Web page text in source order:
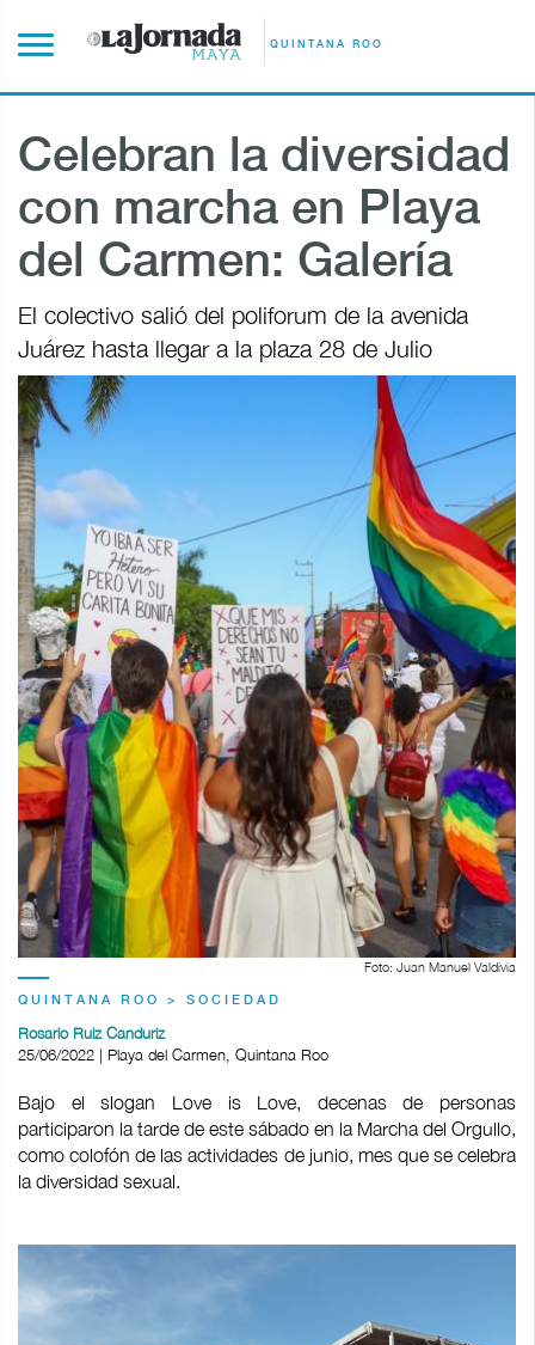
QUINTANA ROO
Celebran la diversidad
con marcha en Playa
del Carmen: Galería
El colectivo salió del poliforum de la avenida
Juárez hasta llegar a la plaza 28 de Julio
Foto: Juan Manuel Valdivia
QUINTANA ROO > SOCIEDAD
Rosario Ruiz Canduriz
25/06/2022 | Playa del Carmen, Quintana Roo
Bajo el slogan Love is Love, decenas de personas
participaron la tarde de este sábado en la Marcha del Orgullo,
como colofón de las actividades de junio, mes que se celebra
la diversidad sexual.